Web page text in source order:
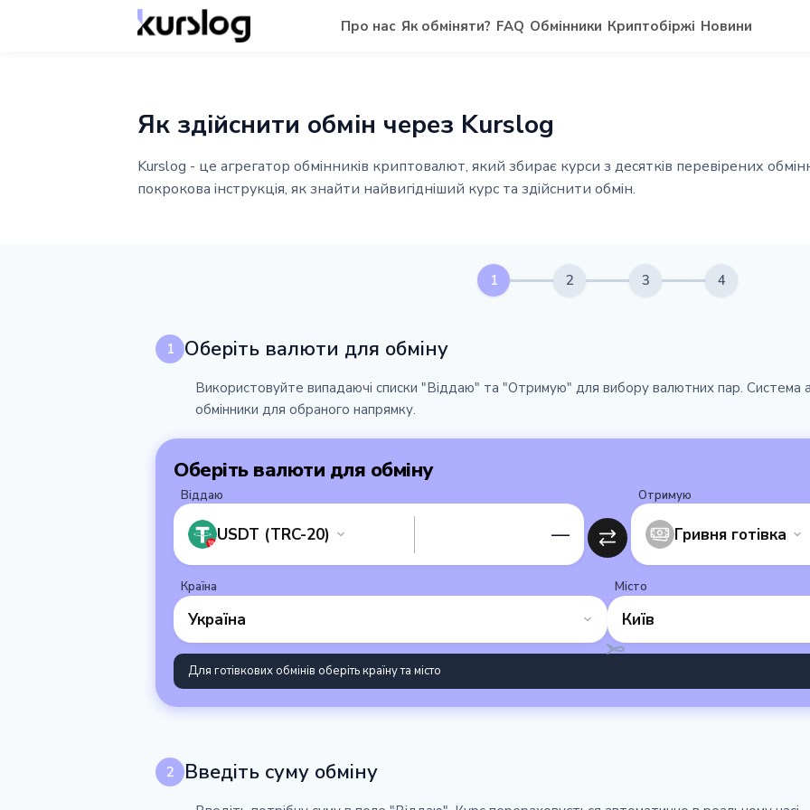
Про нас Як обміняти? FAQ Обмінники Криптобіржі Новини
Як здійснити обмін через Kurslog
Kurslog - це агрегатор обмінників криптовалют, який збирає курси з десятків перевірених
покрокова інструкція, як знайти найвигідніший курс та здійснити обмін.
1 2 3 4
1 Оберіть валюти для обміну
Використовуйте випадаючі списки "Віддаю" та "Отримую" для вибору валютних пар. Система
обмінники для обраного напрямку.
Оберіть валюти для обміну
Віддаю
USDT (TRC-20) —
Отримую
Гривня готівка
Країна
Україна
Місто
Київ
Для готівкових обмінів оберіть країну та місто
2 Введіть суму обміну